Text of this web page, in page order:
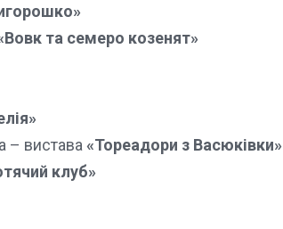
та семеро козенят»
– вистава «Тореадори з Васюківки»
клуб»